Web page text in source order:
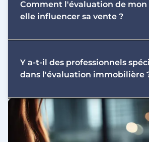
tous les 3 à 5 ans, ou plus
travaux majeurs ou des
Comment l'évaluation de
elle influencer sa vente ?
Une bonne évaluation peut
un prix de vente compétitif et
acheteurs potentiels, tout en
qui pourrait dissuader les
Y a-t-il des professionnels
dans l'évaluation immobilière
Oui, il existe de nombreux
spécialisés dans l'évaluation
que des agents immobiliers, des